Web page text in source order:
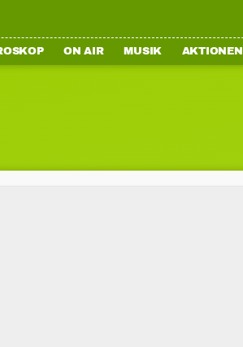
ON AIR MUSIK AKTIONEN